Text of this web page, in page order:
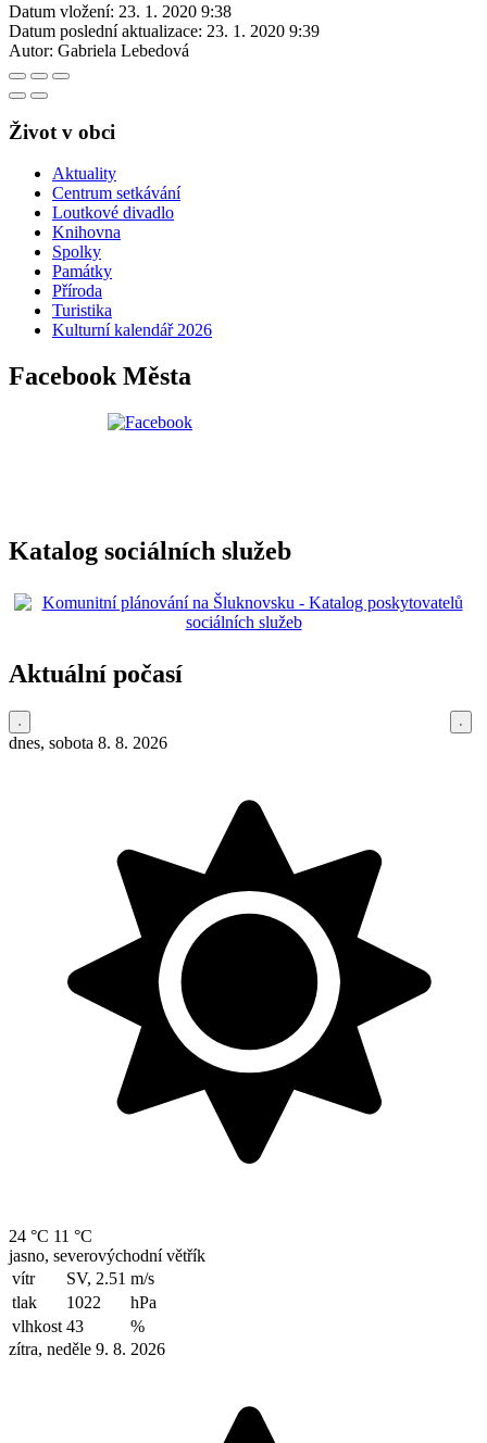
Datum vložení: 23. 1. 2020 9:38
Datum poslední aktualizace: 23. 1. 2020 9:39
Autor: Gabriela Lebedová
Život v obci
Aktuality
Centrum setkávání
Loutkové divadlo
Knihovna
Spolky
Památky
Příroda
Turistika
Kulturní kalendář 2026
Facebook Města
Katalog sociálních služeb
Aktuální počasí
dnes, sobota 8. 8. 2026
24 °C 11 °C
jasno, severovýchodní větřík
vítr
SV, 2.51 m/s
tlak
1022
hPa
vlhkost 43
%
zítra, neděle 9. 8. 2026